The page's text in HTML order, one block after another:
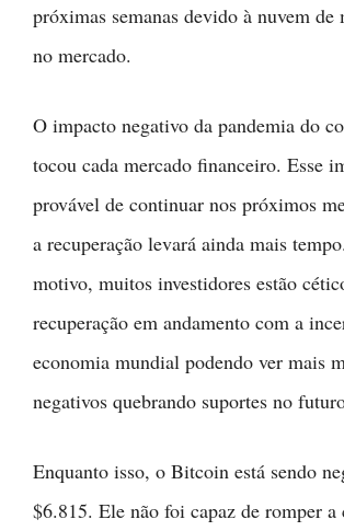
próximas semanas devido à nuvem de
no mercado.
O impacto negativo da pandemia do
tocou cada mercado financeiro. Esse
provável de continuar nos próximos
a recuperação levará ainda mais
motivo, muitos investidores estão
recuperação em andamento com a
economia mundial podendo ver mais
negativos quebrando suportes no
Enquanto isso, o Bitcoin está sendo
$6.815. Ele não foi capaz de romper a